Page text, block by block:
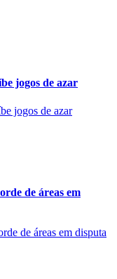
jogos de azar
de áreas em